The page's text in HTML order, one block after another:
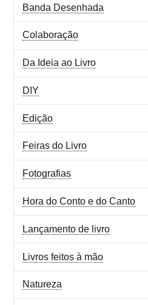
Banda Desenhada
Colaboração
Da Ideia ao Livro
DIY
Edição
Feiras do Livro
Fotografias
Hora do Conto e do Canto
Lançamento de livro
Livros feitos à mão
Natureza